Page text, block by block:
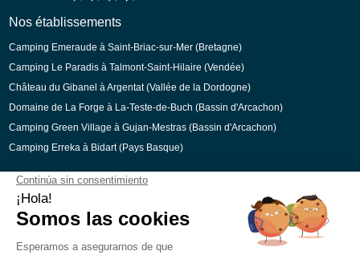
Catalan
Nos établissements
Camping Emeraude à Saint-Briac-sur-Mer (Bretagne)
Camping Le Paradis à Talmont-Saint-Hilaire (Vendée)
Château du Gibanel à Argentat (Vallée de la Dordogne)
Domaine de La Forge à La-Teste-de-Buch (Bassin d'Arcachon)
Camping Green Village à Gujan-Mestras (Bassin d'Arcachon)
Camping Erreka à Bidart (Pays Basque)
Paiements sécurisés